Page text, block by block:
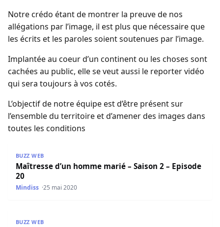
Notre crédo étant de montrer la preuve de nos
allégations par l’image, il est plus que nécessaire que
les écrits et les paroles soient soutenues par l’image.
Implantée au coeur d’un continent ou les choses sont
cachées au public, elle se veut aussi le reporter vidéo
qui sera toujours à vos cotés.
L’objectif de notre équipe est d’être présent sur
l’ensemble du territoire et d’amener des images dans
toutes les conditions
BUZZ WEB
Maîtresse d’un homme marié – Saison 2 – Episode
20
Mindiss 25 mai 2020
BUZZ WEB